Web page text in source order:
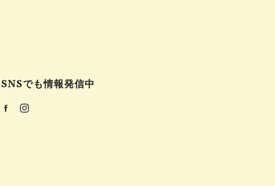
SNSでも情報発信中
FacebookInstagram